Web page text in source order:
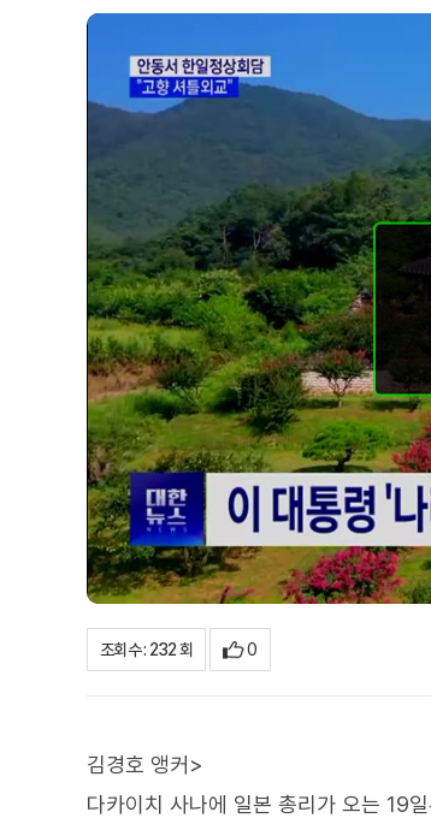
조회수 : 232 회 0
김경호 앵커>
다카이치 사나에 일본 총리가 오는 19